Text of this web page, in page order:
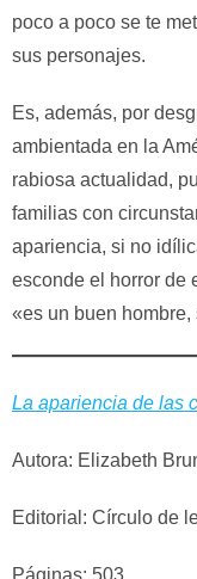
poco a poco se te
sus personajes.
Es, además, por
ambientada en la
rabiosa actualidad,
familias con
apariencia, si no
esconde el horror de
«es un buen
La apariencia de las
Autora: Elizabeth
Editorial: Círculo de
Páginas: 503